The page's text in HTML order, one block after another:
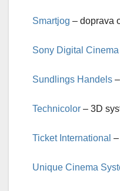
Smartjog – doprava
Sony Digital Cinema
Sundlings Handels
Technicolor – 3D
Ticket International
Unique Cinema